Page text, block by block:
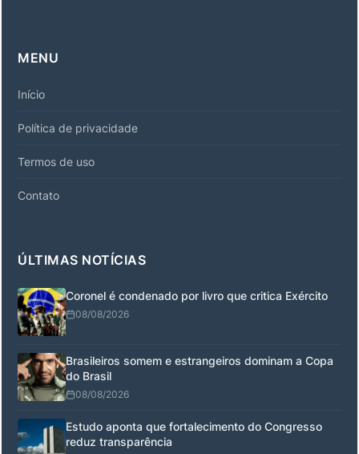
MENU
Início
Política de privacidade
Termos de uso
Contato
ÚLTIMAS NOTÍCIAS
Coronel é condenado por livro que critica Exército
08/08/2026
Brasileiros somem e estrangeiros dominam a Copa
do Brasil
08/08/2026
Estudo aponta que fortalecimento do Congresso
reduz transparência